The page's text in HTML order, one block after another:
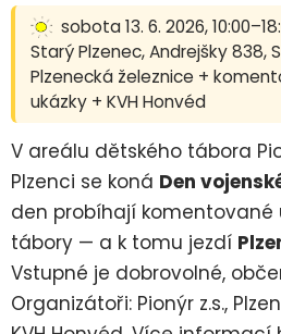
sobota 13. 6. 2026,
Starý Plzenec, Andrejšky 838,
Plzenecká železnice +
ukázky + KVH Honvéd
V areálu dětského tábora
Plzenci se koná Den
den probíhají komentované
tábory — a k tomu jezdí
Vstupné je dobrovolné,
Organizátoři: Pionýr z.s.,